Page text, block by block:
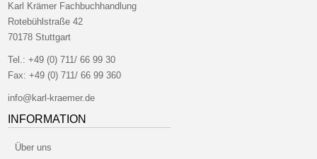
Karl Krämer Fachbuchhandlung
Rotebühlstraße 42
70178 Stuttgart
Tel.:+49 (0) 711/ 66 99 30
Fax: +49 (0) 711/ 66 99 360
info@karl-kraemer.de
INFORMATION
Über uns